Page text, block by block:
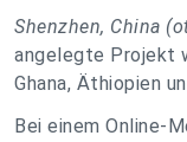
Shenzhen, China
angelegte Projekt
Ghana, Äthiopien
Bei einem Online-